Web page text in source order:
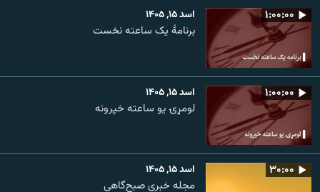
۱:۰۰:۰۰ اسد ۱۵, ۱۴۰۵
برنامۀ یک ساعته نخست
۱:۰۰:۰۰ اسد ۱۵, ۱۴۰۵
لومړۍ یو ساعته خپرونه
۳۰:۰۰ اسد ۱۵, ۱۴۰۵
مجله خبری صبح‌گاهی